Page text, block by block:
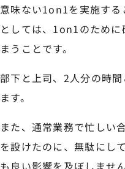
意味ない1on1を実施する
としては、1on1のため
まうことです。
部下と上司、2人分の時
ます。
また、通常業務で忙しい
を設けたのに、無駄にし
も良い影響を及ぼしません